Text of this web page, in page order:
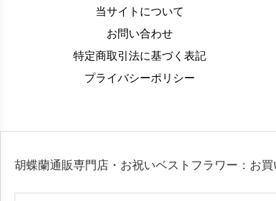
当サイトについて
お問い合わせ
特定商取引法に基づく表記
プライバシーポリシー
胡蝶蘭通販専門店・お祝いベストフラワー：お買